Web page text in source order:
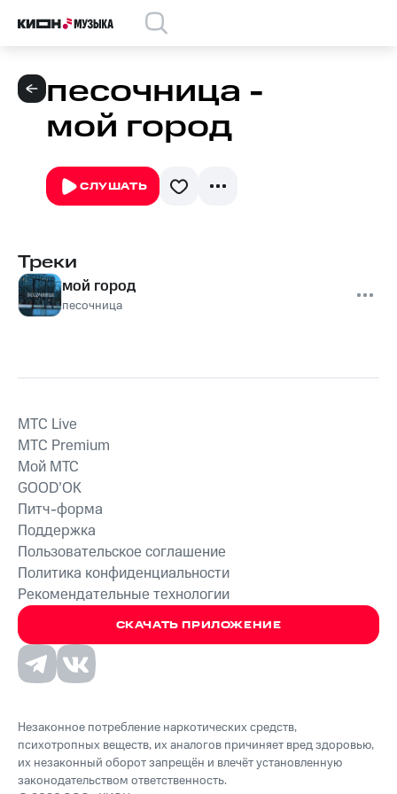
песочница -
мой город
СЛУШАТЬ
Треки
мой город
песочница
СКАЧАТЬ ПРИЛОЖЕНИЕ
MTС Live
MTС Premium
Мой МТС
GOOD’OK
Питч-форма
Поддержка
Пользовательское соглашение
Политика конфиденциальности
Рекомендательные технологии
Незаконное потребление наркотических средств,
психотропных веществ, их аналогов причиняет вред здоровью,
их незаконный оборот запрещён и влечёт установленную
законодательством ответственность.